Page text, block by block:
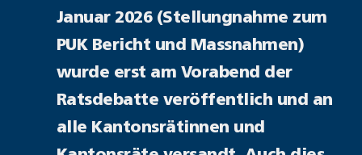
Januar 2026 (Stellungnahme zum
PUK Bericht und Massnahmen)
wurde erst am Vorabend der
Ratsdebatte veröffentlich und an
alle Kantonsrätinnen und